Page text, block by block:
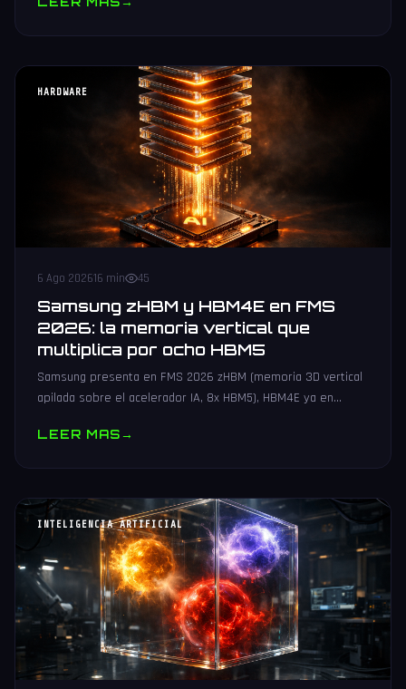
HARDWARE
6 Ago 202616 min 45
Samsung zHBM y HBM4E en FMS
2026: la memoria vertical que
multiplica por ocho HBM5
Samsung presenta en FMS 2026 zHBM (memoria 3D vertical
apilada sobre el acelerador IA, 8x HBM5), HBM4E ya en
LEER MAS→
INTELIGENCIA ARTIFICIAL